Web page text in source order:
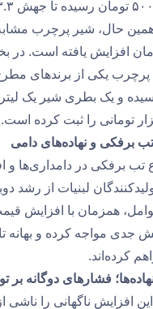
تومان افزایش یافته است.
و یک بطری شیر یک
برفکی و نهاده‌های دامی
تب برفکی در دامداری‌ها و
لبنیات از رشد
همزمان با افزایش
جدی مواجه کرده و بهانه
کرده‌اند.
فشارهای دوگانه بر
این افزایش ناگهانی را